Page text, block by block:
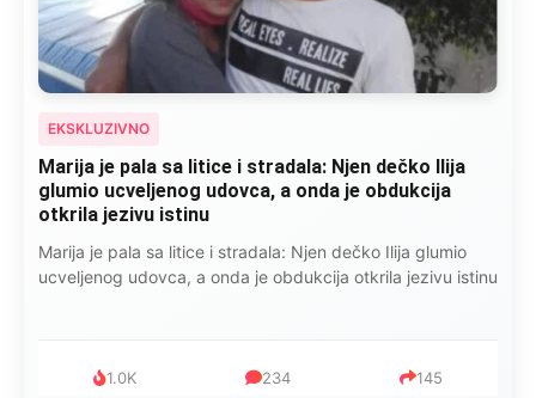
EKSKLUZIVNO
Marija je pala sa litice i stradala: Njen dečko Ilija
glumio ucveljenog udovca, a onda je obdukcija
otkrila jezivu istinu
Marija je pala sa litice i stradala: Njen dečko Ilija glumio
ucveljenog udovca, a onda je obdukcija otkrila jezivu istinu
1.0K 234 145